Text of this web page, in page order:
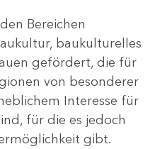
Bereichen
baukulturelles
gefördert, die für
von besonderer
Interesse für
für die es jedoch
gibt.